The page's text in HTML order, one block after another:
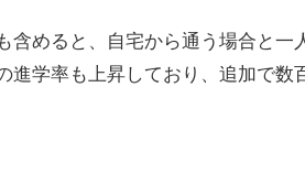
めると、自宅から通う場合と一
進学率も上昇しており、追加で数